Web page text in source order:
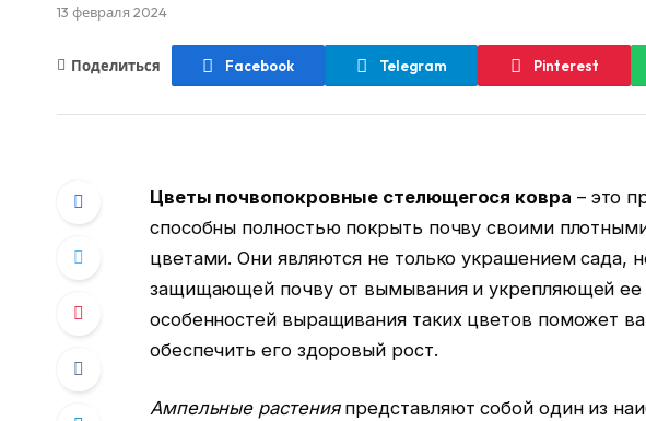
13 февраля 2024
Поделиться Facebook Telegram Pinterest
Цветы почвопокровные стелющегося ковра – это
способны полностью покрыть почву своими
цветами. Они являются не только украшением сада,
защищающей почву от вымывания и укрепляющей ее
особенностей выращивания таких цветов поможет
обеспечить его здоровый рост.
Ампельные растенияпредставляют собой один из